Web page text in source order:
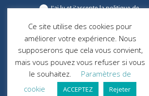
J'ai lu et j'accepte la politique de
Copyright © 2019.
Ce site utilise des cookies pour
améliorer votre expérience. Nous
supposerons que cela vous convient,
mais vous pouvez vous refuser si vous
le souhaitez.
Paramètres de
cookie
ACCEPTEZ Rejeter